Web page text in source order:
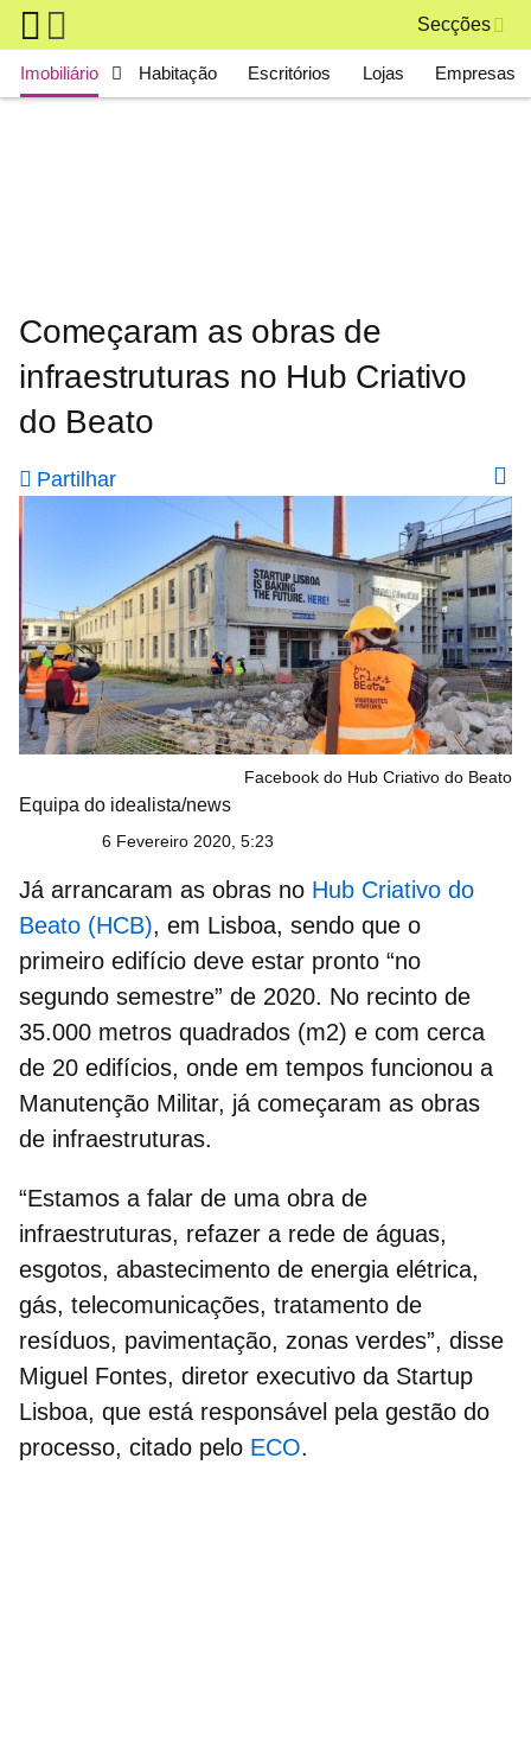
Skip to main content
Secções
Main navigation
Imobiliário Habitação Escritórios Lojas Empresas
Começaram as obras de
infraestruturas no Hub Criativo
do Beato
Partilhar
Facebook do Hub Criativo do Beato
Equipa do idealista/news
6 Fevereiro 2020, 5:23
Já arrancaram as obras no Hub Criativo do
Beato (HCB), em Lisboa, sendo que o
primeiro edifício deve estar pronto “no
segundo semestre” de 2020. No recinto de
35.000 metros quadrados (m2) e com cerca
de 20 edifícios, onde em tempos funcionou a
Manutenção Militar, já começaram as obras
de infraestruturas.
“Estamos a falar de uma obra de
infraestruturas, refazer a rede de águas,
esgotos, abastecimento de energia elétrica,
gás, telecomunicações, tratamento de
resíduos, pavimentação, zonas verdes”, disse
Miguel Fontes, diretor executivo da Startup
Lisboa, que está responsável pela gestão do
processo, citado pelo ECO.